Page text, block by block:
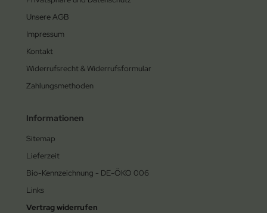
Unsere AGB
Impressum
Kontakt
Widerrufsrecht & Widerrufsformular
Zahlungsmethoden
Informationen
Sitemap
Lieferzeit
Bio-Kennzeichnung - DE-ÖKO 006
Links
Vertrag widerrufen